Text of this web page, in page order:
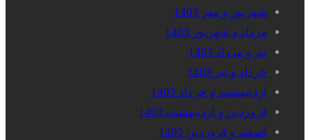
شهریور و مهر 1403
مرداد و شهریور 1403
تیر و مرداد 1403
خرداد و تیر 1403
اردیبهشت و خرداد 1403
فروردین و اردیبهشت 1403
اسفند و فروردین 1402